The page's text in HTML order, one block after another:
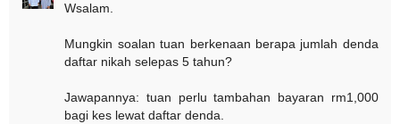
Wsalam.
Mungkin soalan tuan berkenaan berapa jumlah denda
daftar nikah selepas 5 tahun?
Jawapannya: tuan perlu tambahan bayaran rm1,000
bagi kes lewat daftar denda.